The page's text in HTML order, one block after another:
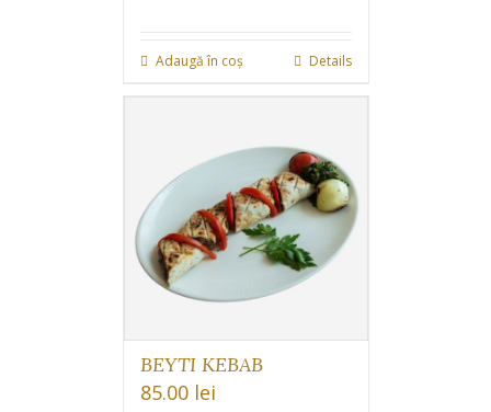
Adaugă în coș Details
BEYTI KEBAB
85.00 lei